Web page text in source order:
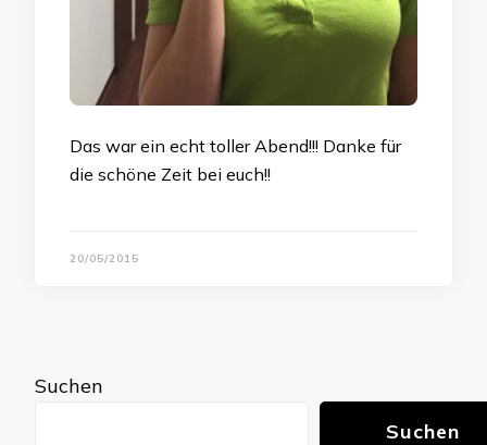
Das war ein echt toller Abend!!! Danke für
die schöne Zeit bei euch!!
20/05/2015
Suchen
Suchen